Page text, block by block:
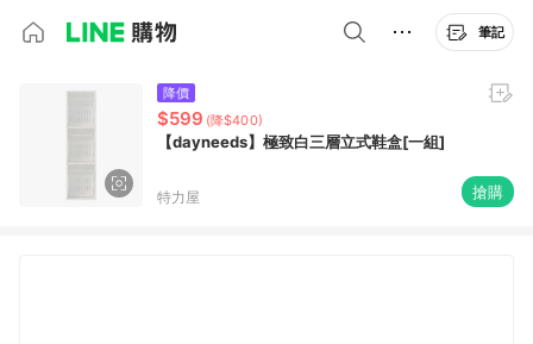
筆記
降價
$599 (降$400)
【dayneeds】極致白三層立式鞋盒[一組]
特力屋 搶購